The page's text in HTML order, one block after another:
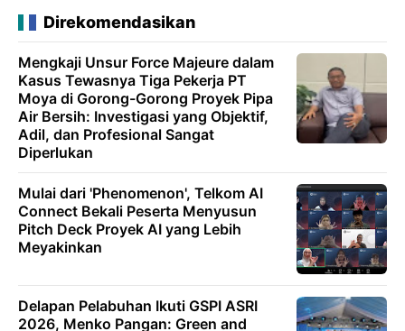
Direkomendasikan
Mengkaji Unsur Force Majeure dalam
Kasus Tewasnya Tiga Pekerja PT
Moya di Gorong-Gorong Proyek Pipa
Air Bersih: Investigasi yang Objektif,
Adil, dan Profesional Sangat
Diperlukan
Mulai dari 'Phenomenon', Telkom AI
Connect Bekali Peserta Menyusun
Pitch Deck Proyek AI yang Lebih
Meyakinkan
Delapan Pelabuhan Ikuti GSPI ASRI
2026, Menko Pangan: Green and